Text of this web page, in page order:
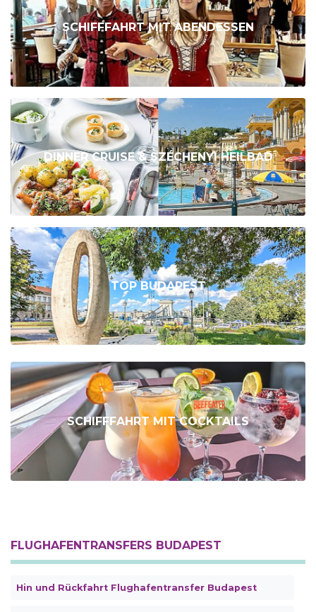
SCHIFFFAHRT MIT ABENDESSEN
DINNER CRUISE & SZÉCHENYI HEILBAD
TOP BUDAPEST
SCHIFFFAHRT MIT COCKTAILS
FLUGHAFENTRANSFERS BUDAPEST
Hin und Rückfahrt Flughafentransfer Budapest